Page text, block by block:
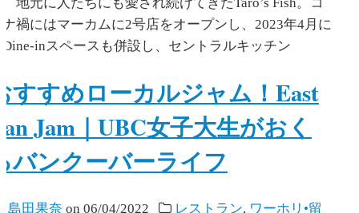
地元に人たちにも愛され続けてきたTaro’s Fish。コ
禍にはマーカムに2号店をオープンし、2023年4月に
inスペースも併設し、セントラルキッチン
すすめローカルジャム！East
Jam｜UBC女子大生がおく
バンクーバーライフ
島田果奈 on 06/04/2022 レストラン, ワーホリ•留